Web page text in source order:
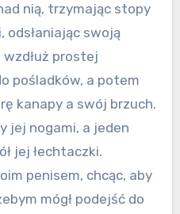
nią, trzymając stopy
odsłaniając swoją
wzdłuż prostej
pośladków, a potem
kanapy a swój brzuch.
jej nogami, a jeden
jej łechtaczki.
penisem, chcąc, aby
mógł podejść do